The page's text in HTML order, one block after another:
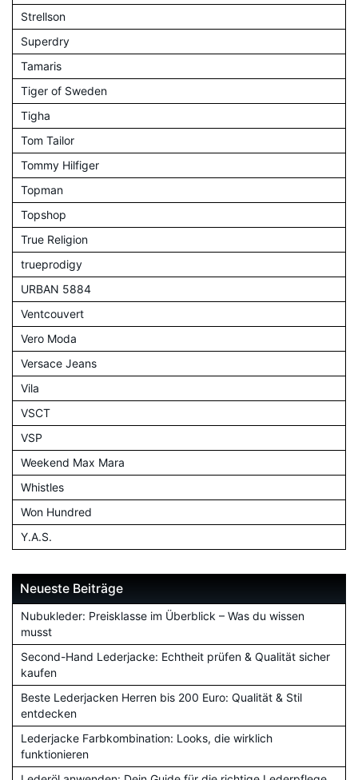
Strellson
Superdry
Tamaris
Tiger of Sweden
Tigha
Tom Tailor
Tommy Hilfiger
Topman
Topshop
True Religion
trueprodigy
URBAN 5884
Ventcouvert
Vero Moda
Versace Jeans
Vila
VSCT
VSP
Weekend Max Mara
Whistles
Won Hundred
Y.A.S.
Neueste Beiträge
Nubukleder: Preisklasse im Überblick – Was du wissen
musst
Second-Hand Lederjacke: Echtheit prüfen & Qualität sicher
kaufen
Beste Lederjacken Herren bis 200 Euro: Qualität & Stil
entdecken
Lederjacke Farbkombination: Looks, die wirklich
funktionieren